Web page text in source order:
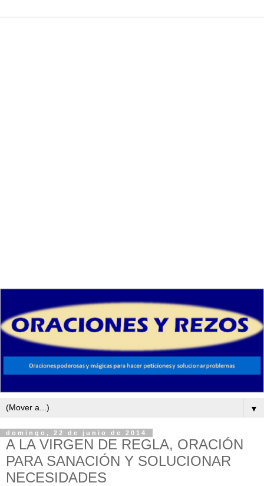
▼
domingo, 22 de junio de 2014
A LA VIRGEN DE REGLA, ORACIÓN
PARA SANACIÓN Y SOLUCIONAR
NECESIDADES